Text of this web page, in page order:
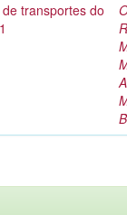
transportes do